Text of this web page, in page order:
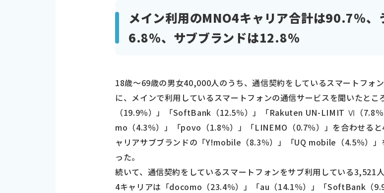
メイン利用のMNO4キャリア合計は90.7％、
6.8％、サブブランドは12.8％
18歳～69歳の男女40,000人のうち、通信契約をしているスマートフォ
に、メインで利用しているスマートフォンの通信サービスを聞いたと
（19.9％）」「SoftBank（12.5％）」「Rakuten UN-LIMIT Ⅵ（7.8
mo（4.3％）」「povo（1.8％）」「LINEMO（0.7％）」を合わせる
ャリアサブブランドの「Y!mobile（8.3％）」「UQ mobile（4.5％）
った。
続いて、通信契約をしているスマートフォンをサブ利用している3,521
4キャリアは「docomo（23.4％）」「au（14.1％）」「SoftBank（